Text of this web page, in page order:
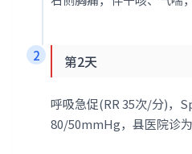
2 第2天
呼吸急促(RR 35次/分)，
80/50mmHg，县医院诊